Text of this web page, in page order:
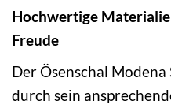
Hochwertige
Freude
Der Ösenschal
durch sein